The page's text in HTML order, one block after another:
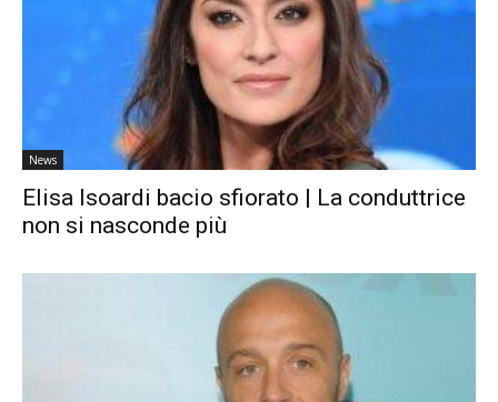
News
Elisa Isoardi bacio sfiorato | La conduttrice
non si nasconde più